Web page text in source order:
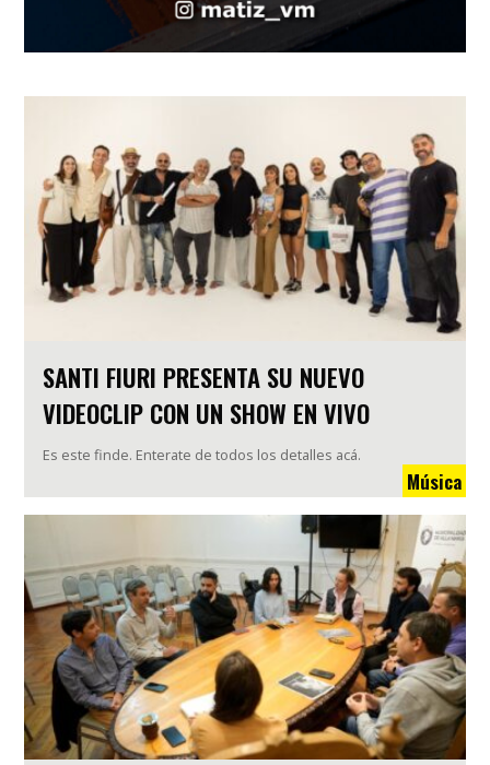
SANTI FIURI PRESENTA SU NUEVO
VIDEOCLIP CON UN SHOW EN VIVO
Es este finde. Enterate de todos los detalles acá.
Música